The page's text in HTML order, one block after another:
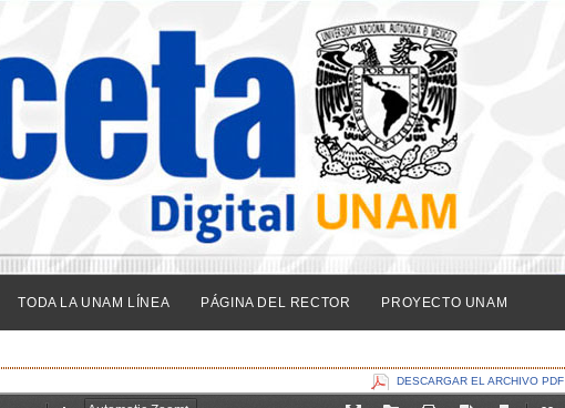
TODA LA UNAM LÍNEA PÁGINA DEL RECTOR PROYECTO UNAM
DESCARGAR EL ARCHIVO PDF